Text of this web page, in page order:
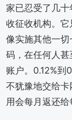
家已忍受了几
收征收机构。
像实施其他一
码，在任何人
账户。0.12%到
不犹豫地交给
用会每月返还给